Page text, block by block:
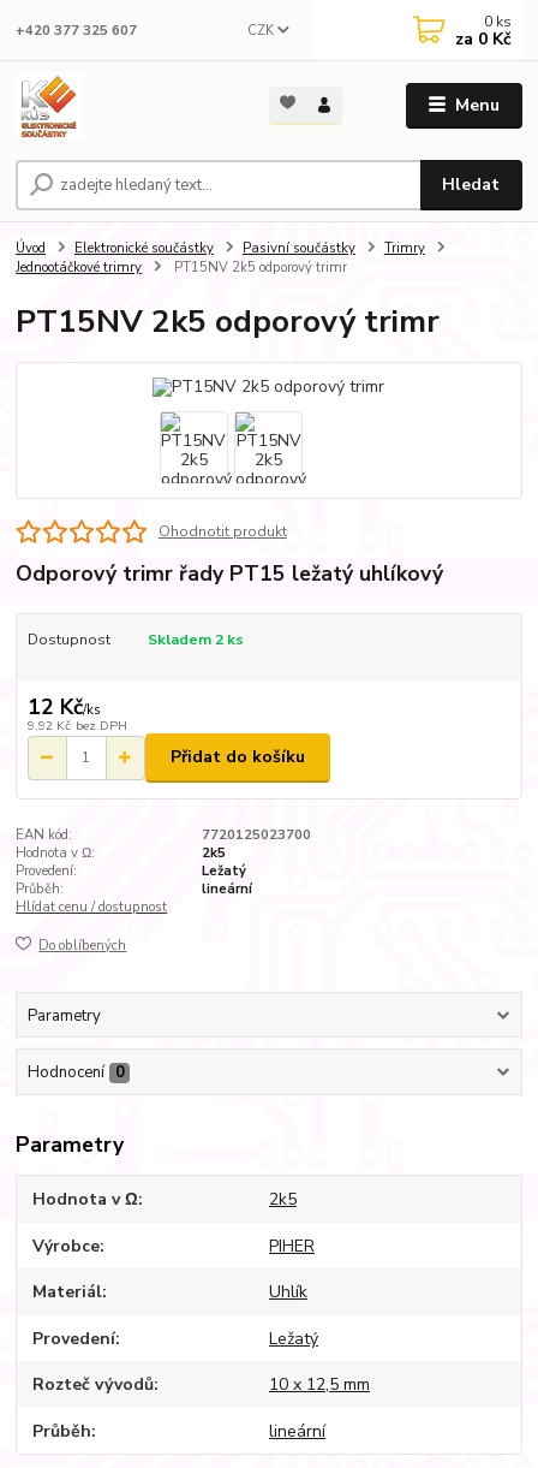
Menu
CZK
Hledat
+420 377 325 607 0 ks
za 0 Kč
Úvod Elektronické součástky Pasivní součástky
Trimry
Jednootáčkové trimry
PT15NV 2k5 odporový trimr
PT15NV 2k5 odporový trimr
Ohodnotit produkt
Odporový trimr řady PT15 ležatý uhlíkový
Dostupnost Skladem 2 ks
12 Kč/ks
9,92 Kč bez DPH
Přidat do košíku
EAN kód:
7720125023700
Hodnota v Ω:
2k5
Provedení:
Ležatý
Průběh:
lineární
Hlídat cenu / dostupnost
Do oblíbených
Parametry
Hodnocení 0
Parametry
Hodnota v Ω 2k5
Výrobce PIHER
Materiál Uhlík
Provedení Ležatý
Rozteč vývodů 10 x 12,5 mm
Průběh lineární